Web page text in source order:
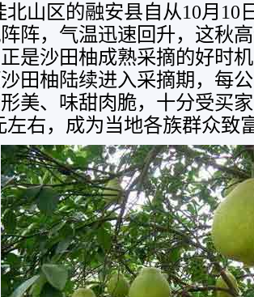
北山区的融安县自从10月10
阵，气温迅速回升，这秋
是沙田柚成熟采摘的好时
田柚陆续进入采摘期，每
美、味甜肉脆，十分受买
左右，成为当地各族群众致